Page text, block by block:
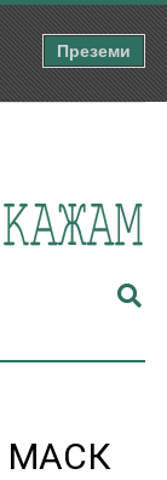
МАСК
Преземи